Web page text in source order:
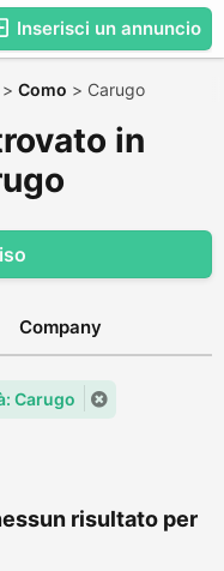
Inserisci un annuncio
> Como > Carugo
in
Company
Carugo
risultato per